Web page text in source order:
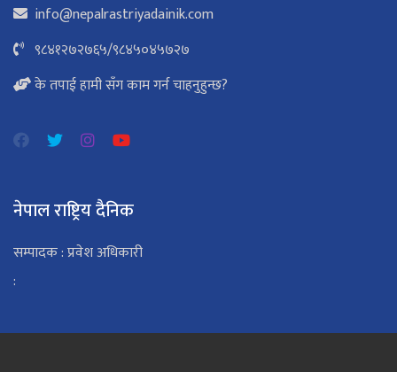
info@nepalrastriyadainik.com
९८४१२७२७६५/९८४५०४५७२७
के तपाई हामी सँग काम गर्न चाहनुहुन्छ?
नेपाल राष्ट्रिय दैनिक
सम्पादक : प्रवेश अधिकारी
: